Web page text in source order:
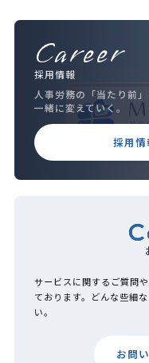
Career
採用情報
人事労務の「当たり前
一緒に変えていく。
採用
サービスに関するご質問
ております。どんな些細
い。
お問